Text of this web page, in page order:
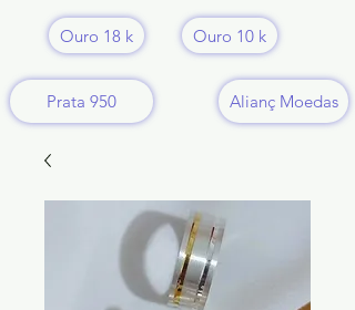
Ouro 18 k Ouro 10 k
Prata 950 Alianç Moedas